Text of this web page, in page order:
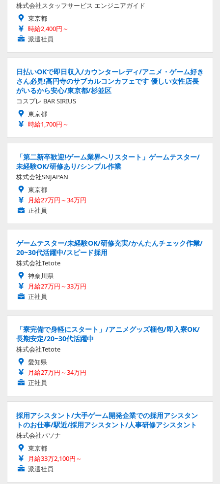
株式会社スタッフサービス エンジニアガイド
東京都
時給2,400円～
派遣社員
日払いOKで即日収入/カウンターレディ/アニメ・ゲーム好き
さん必見!高円寺のサブカルコンカフェです 優しい女性店長
がいるから安心/東京都/杉並区
コスプレ BAR SIRIUS
東京都
時給1,700円～
「第二新卒歓迎!ゲーム業界へリスタート」ゲームテスター/
未経験OK/研修あり/シンプル作業
株式会社SNJAPAN
東京都
月給27万円～34万円
正社員
ゲームテスター/未経験OK/研修充実/かんたんチェック作業/
20~30代活躍中/スピード採用
株式会社Tetote
神奈川県
月給27万円～33万円
正社員
「寮完備で身軽にスタート」/アニメグッズ梱包/即入寮OK/
長期安定/20~30代活躍中
株式会社Tetote
愛知県
月給27万円～34万円
正社員
採用アシスタント/大手ゲーム開発企業での採用アシスタン
トのお仕事/駅近/採用アシスタント/人事研修アシスタント
株式会社パソナ
東京都
月給33万2,100円～
派遣社員